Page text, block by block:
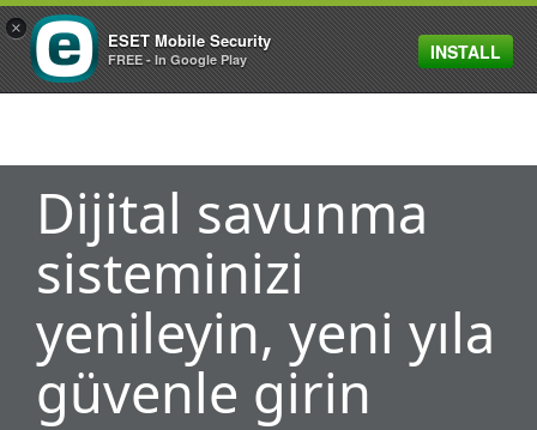
MENU
Dijital savunma
sisteminizi
yenileyin, yeni yıla
güvenle girin
×
ESET Mobile Security
FREE - In Google Play INSTALL